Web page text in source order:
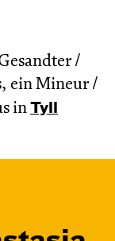
/
ein Mineur /
in Tyll